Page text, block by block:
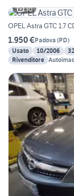
30
OPEL Astra GTC 1.7
1.950 €Padova (PD)
Usato
10/2006
Rivenditore